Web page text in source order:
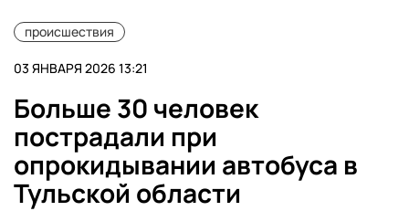
происшествия
03 ЯНВАРЯ 2026 13:21
Больше 30 человек
пострадали при
опрокидывании автобуса в
Тульской области